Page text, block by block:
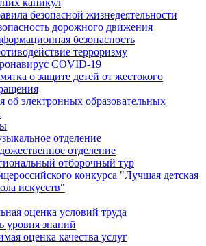
каникул
безопасной жизнедеятельности
дорожного движения
безопасность
терроризму
COVID-19
о защите детей от жестокого
об электронных образовательных
отделение
отделение
отборочный тур
конкурса "Лучшая детская
искусств"
оценка условий труда
уровня знаний
оценка качества услуг